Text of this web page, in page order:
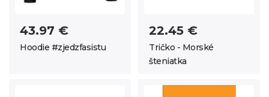
43.97 €
Hoodie #zjedzfasistu
22.45 €
Tričko - Morské
šteniatka